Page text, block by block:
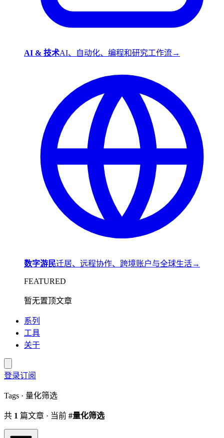
AI & 技术AI、自动化、编程和研究工作流→
数字游民迁居、远程协作、跨境账户与全球生活→
FEATURED
暂无置顶文章
系列
工具
关于
登录订阅
Tags · 量化筛选
共 1 篇文章 · 当前 #量化筛选